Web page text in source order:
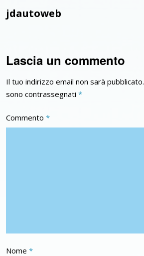
jdautoweb
Lascia un commento
Il tuo indirizzo email non sarà pubblicato.
sono contrassegnati *
Commento *
Nome *